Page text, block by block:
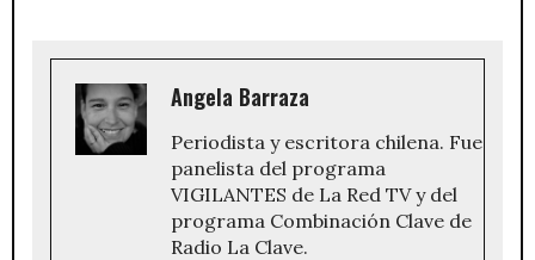
Angela Barraza
Periodista y escritora chilena. Fue
panelista del programa
VIGILANTES de La Red TV y del
programa Combinación Clave de
Radio La Clave.